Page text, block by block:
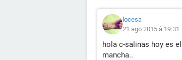
locesa
21 ago 2015 à 19:31
hola c-salinas hoy es
mancha..